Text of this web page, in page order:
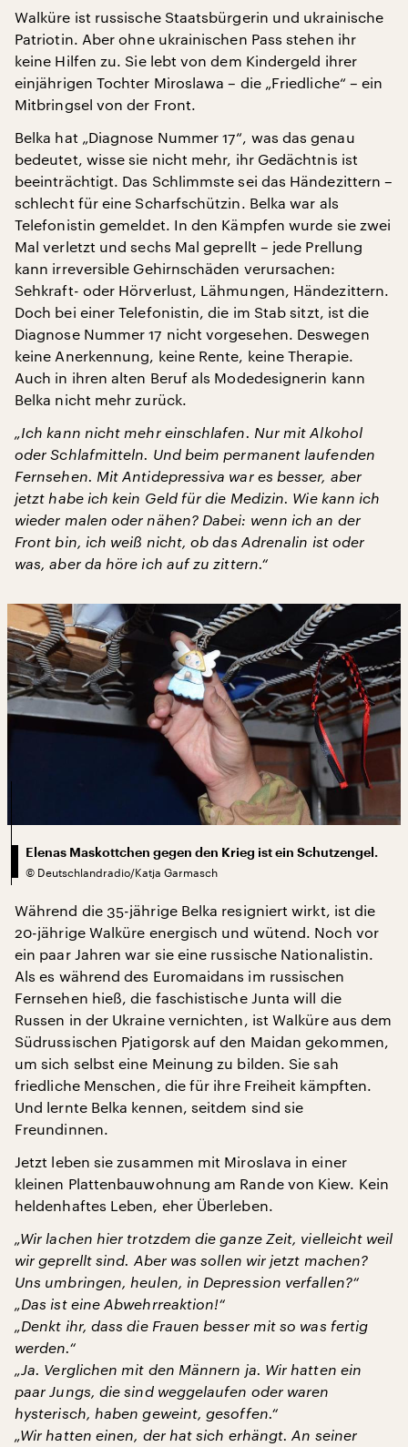
Walküre ist russische Staatsbürgerin und ukrainische
Patriotin. Aber ohne ukrainischen Pass stehen ihr
keine Hilfen zu. Sie lebt von dem Kindergeld ihrer
einjährigen Tochter Miroslawa – die „Friedliche“ – ein
Mitbringsel von der Front.
Belka hat „Diagnose Nummer 17“, was das genau
bedeutet, wisse sie nicht mehr, ihr Gedächtnis ist
beeinträchtigt. Das Schlimmste sei das Händezittern –
schlecht für eine Scharfschützin. Belka war als
Telefonistin gemeldet. In den Kämpfen wurde sie zwei
Mal verletzt und sechs Mal geprellt – jede Prellung
kann irreversible Gehirnschäden verursachen:
Sehkraft- oder Hörverlust, Lähmungen, Händezittern.
Doch bei einer Telefonistin, die im Stab sitzt, ist die
Diagnose Nummer 17 nicht vorgesehen. Deswegen
keine Anerkennung, keine Rente, keine Therapie.
Auch in ihren alten Beruf als Modedesignerin kann
Belka nicht mehr zurück.
„Ich kann nicht mehr einschlafen. Nur mit Alkohol
oder Schlafmitteln. Und beim permanent laufenden
Fernsehen. Mit Antidepressiva war es besser, aber
jetzt habe ich kein Geld für die Medizin. Wie kann ich
wieder malen oder nähen? Dabei: wenn ich an der
Front bin, ich weiß nicht, ob das Adrenalin ist oder
was, aber da höre ich auf zu zittern.“
Elenas Maskottchen gegen den Krieg ist ein Schutzengel.
© Deutschlandradio/Katja Garmasch
Während die 35-jährige Belka resigniert wirkt, ist die
20-jährige Walküre energisch und wütend. Noch vor
ein paar Jahren war sie eine russische Nationalistin.
Als es während des Euromaidans im russischen
Fernsehen hieß, die faschistische Junta will die
Russen in der Ukraine vernichten, ist Walküre aus dem
Südrussischen Pjatigorsk auf den Maidan gekommen,
um sich selbst eine Meinung zu bilden. Sie sah
friedliche Menschen, die für ihre Freiheit kämpften.
Und lernte Belka kennen, seitdem sind sie
Freundinnen.
Jetzt leben sie zusammen mit Miroslava in einer
kleinen Plattenbauwohnung am Rande von Kiew. Kein
heldenhaftes Leben, eher Überleben.
„Wir lachen hier trotzdem die ganze Zeit, vielleicht weil
wir geprellt sind. Aber was sollen wir jetzt machen?
Uns umbringen, heulen, in Depression verfallen?“
„Das ist eine Abwehrreaktion!“
„Denkt ihr, dass die Frauen besser mit so was fertig
werden.“
„Ja. Verglichen mit den Männern ja. Wir hatten ein
paar Jungs, die sind weggelaufen oder waren
hysterisch, haben geweint, gesoffen.“
„Wir hatten einen, der hat sich erhängt. An seiner